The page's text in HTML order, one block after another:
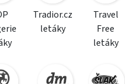
Tradior.cz
letáky
Travel
Free
letáky